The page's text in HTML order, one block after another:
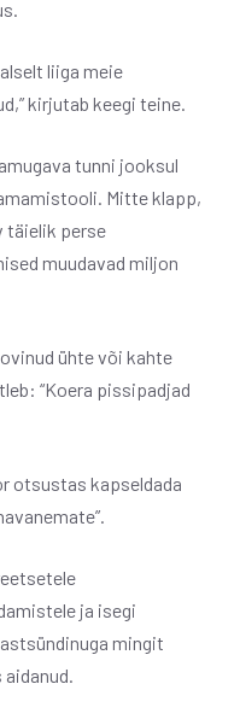
liiga meie
kirjutab keegi teine.
tunni jooksul
Mitte klapp,
täielik perse
muudavad miljon
ühte või kahte
“Koera pissipadjad
otsustas kapseldada
ja isegi
mingit